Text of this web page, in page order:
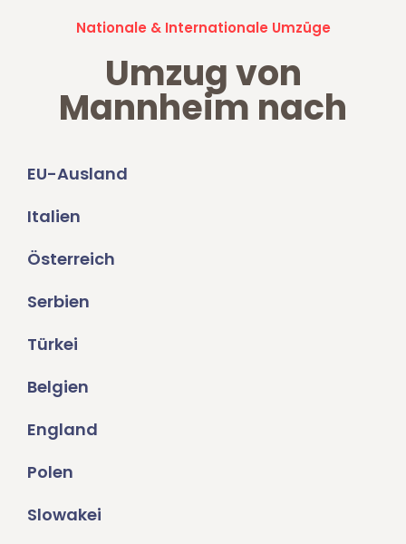
Nationale & Internationale Umzüge
Umzug von
Mannheim nach
EU-Ausland
Italien
Österreich
Serbien
Türkei
Belgien
England
Polen
Slowakei